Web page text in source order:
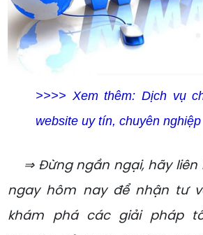
>>>> Xem thêm: Dịch vụ
website uy tín, chuyên nghiệp
⇒ Đừng ngần ngại, hãy liên
ngay hôm nay để nhận tư
khám phá các giải pháp